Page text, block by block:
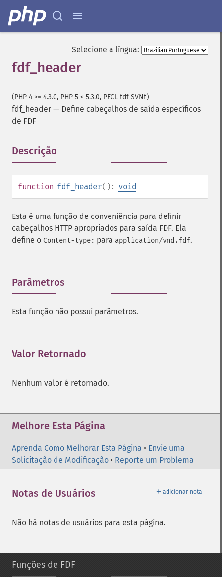
Selecione a língua:
fdf_header
(PHP 4 >= 4.3.0, PHP 5 < 5.3.0, PECL fdf SVNf)
fdf_header — Define cabeçalhos de saída específicos
de FDF
Descrição
function fdf_header(): void
Esta é uma função de conveniência para definir
cabeçalhos HTTP apropriados para saída FDF. Ela
define o Content-type: para application/vnd.fdf.
Parâmetros
Esta função não possui parâmetros.
Valor Retornado
Nenhum valor é retornado.
Melhore Esta Página
Aprenda Como Melhorar Esta Página • Envie uma
Solicitação de Modificação • Reporte um Problema
＋ adicionar nota
Notas de Usuários
Não há notas de usuários para esta página.
Funções de FDF